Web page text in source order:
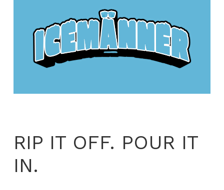
RIP IT OFF. POUR IT
IN.